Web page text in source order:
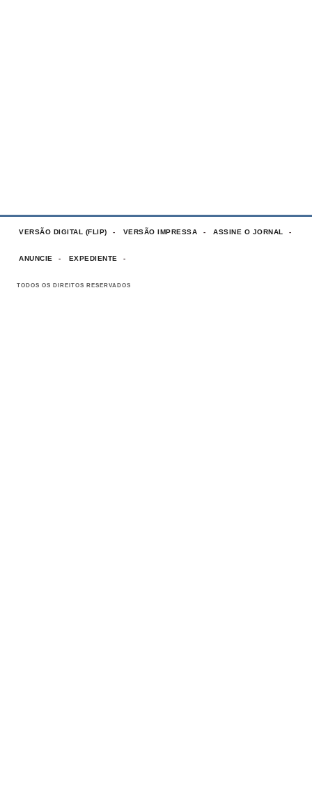
VERSÃO DIGITAL (FLIP) VERSÃO IMPRESSA ASSINE O JORNAL
ANUNCIE EXPEDIENTE
TODOS OS DIREITOS RESERVADOS